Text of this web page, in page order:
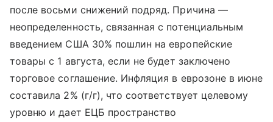
после восьми снижений подряд. Причина —
неопределенность, связанная с потенциальным
введением США 30% пошлин на европейские
товары с 1 августа, если не будет заключено
торговое соглашение. Инфляция в еврозоне в июне
составила 2% (г/г), что соответствует целевому
уровню и дает ЕЦБ пространство